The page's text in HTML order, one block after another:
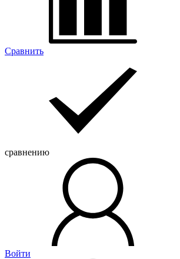
Сравнить
сравнению
Войти